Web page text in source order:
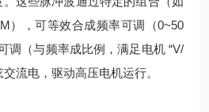
），可等效合成频率可调（0~50
调（与频率成比例，满足电机 “V/
流电，驱动高压电机运行。